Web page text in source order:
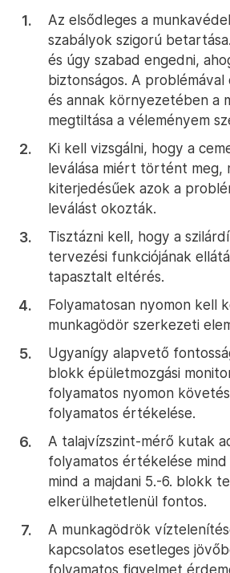
Fontos említeni, hogy a
mentén nincsen kihorgonyzott
cölöpfal, ott a háttérben a
láthatjuk (a 12. ábrán külön
ezt). A -16 méteres szinten
sávot, ami a korábban
megtámasztására helyeztek oda
munkafázis előtt.
Mik most a további teendők?
Az elsődleges a
szabályok szigorú
és úgy szabad engedni,